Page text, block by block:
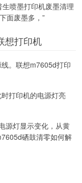
喷墨打印机废墨清理
面废墨多，”
想打印机
。联想m7605d打印
打印机的电源灯亮
源灯显示变化，从黄
硒鼓清零如何解